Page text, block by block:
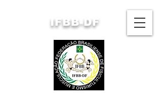
IFBB-DF